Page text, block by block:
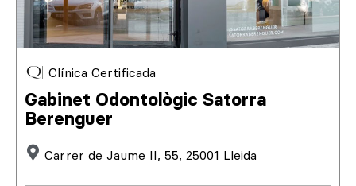
Clínica Certificada
Gabinet Odontològic Satorra
Berenguer
Carrer de Jaume II, 55, 25001 Lleida